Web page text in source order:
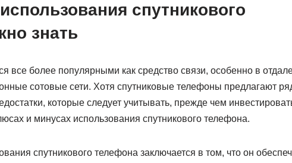
спутникового
знать
все более популярными как средство связи, особенно в
сотовые сети. Хотя спутниковые телефоны предлагают
которые следует учитывать, прежде чем
и минусах использования спутникового телефона.
спутникового телефона заключается в том, что он